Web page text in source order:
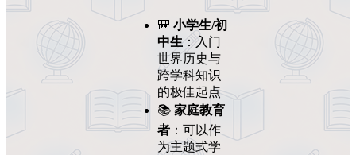
🎒 小学生/初
中生 ：入门
世界历史与
跨学科知识
的极佳起点
📚 家庭教育
者 ：可以作
为主题式学